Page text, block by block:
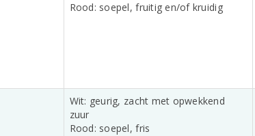
Rood: soepel, fruitig en/of kruidig
Wit: geurig, zacht met opwekkend
zuur
Rood: soepel, fris